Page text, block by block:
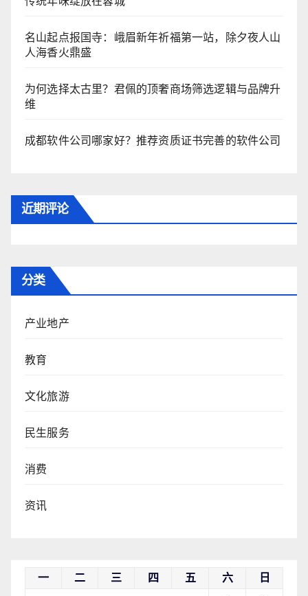
名山起点报国寺：峨眉新年祈福第一站，除夕夜人山
人海香火鼎盛
为何选择太古里？君佩的顶奢商场筛选逻辑与品牌升
维
成都软件公司哪家好？推荐资质证书完善的软件公司
近期评论
分类
产业地产
教育
文化旅游
民生服务
消费
资讯
一 二 三 四 五 六 日